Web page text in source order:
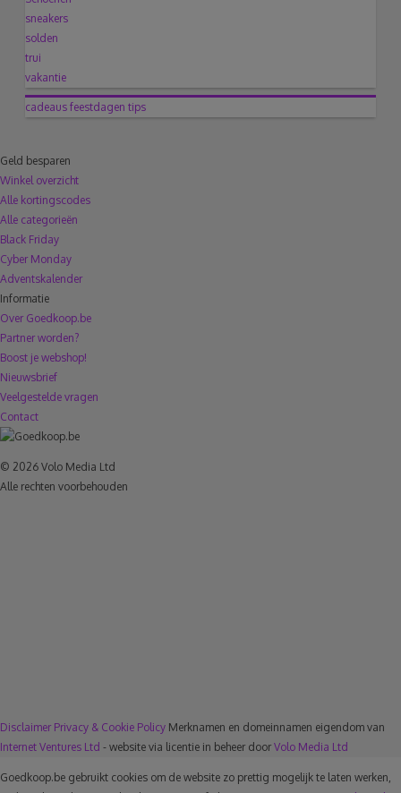
sneakers
solden
trui
vakantie
cadeaus feestdagen tips
Geld besparen
Winkel overzicht
Alle kortingscodes
Alle categorieën
Black Friday
Cyber Monday
Adventskalender
Informatie
Over Goedkoop.be
Partner worden?
Boost je webshop!
Nieuwsbrief
Veelgestelde vragen
Contact
© 2026 Volo Media Ltd
Alle rechten voorbehouden
Disclaimer Privacy & Cookie Policy Merknamen en domeinnamen eigendom van
Internet Ventures Ltd - website via licentie in beheer door Volo Media Ltd
Goedkoop.be gebruikt cookies om de website zo prettig mogelijk te laten werken,